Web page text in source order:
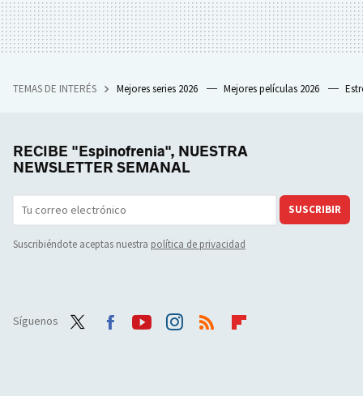
TEMAS DE INTERÉS Mejores series 2026 Mejores películas 2026
RECIBE "Espinofrenia", NUESTRA
NEWSLETTER SEMANAL
SUSCRIBIR
Suscribiéndote aceptas nuestra política de privacidad
Síguenos